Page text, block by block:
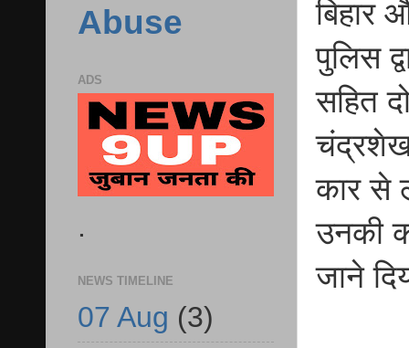
बिहार
पुलिस
सहित
कार से
उनकी
जाने
Abuse
ADS
.
NEWS TIMELINE
07 Aug (3)